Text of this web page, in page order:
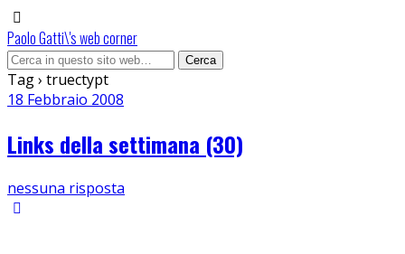
Paolo Gatti\'s web corner
Tag › truectypt
18 Febbraio 2008
Links della settimana (30)
nessuna risposta